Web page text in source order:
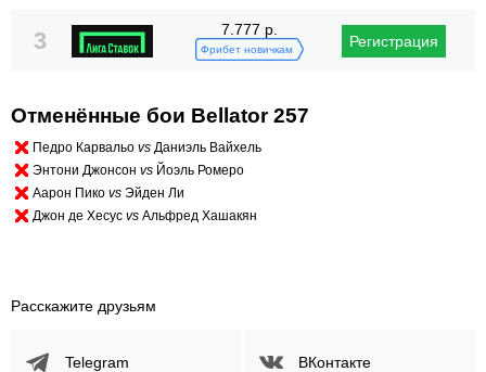
3 7.777 р.
Фрибет новичкам Регистрация
Отменённые бои Bellator 257
Педро Карвальо vs Даниэль Вайхель
Энтони Джонсон vs Йоэль Ромеро
Аарон Пико vs Эйден Ли
Джон де Хесус vs Альфред Хашакян
Расскажите друзьям
Telegram ВКонтакте